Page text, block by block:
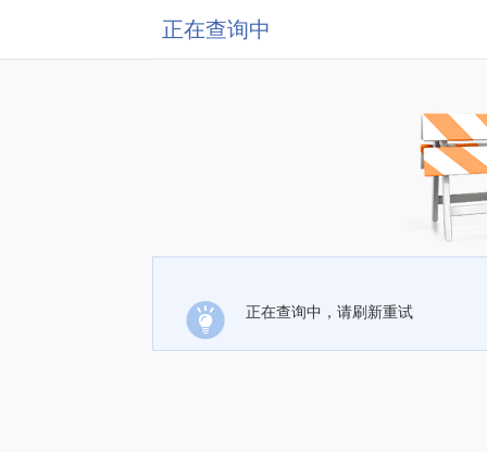
正在查询中
正在查询中，请刷新重试